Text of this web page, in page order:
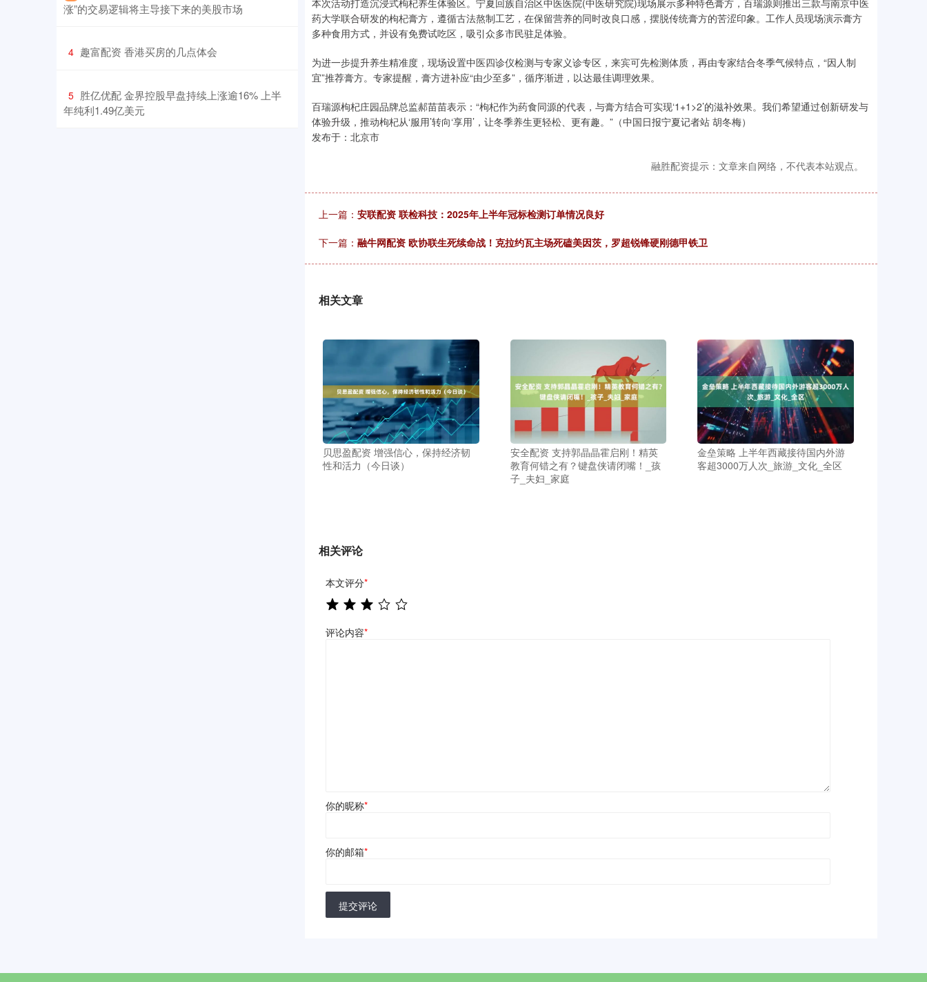
本次活动打造沉浸式枸杞养生体验区。宁夏回族自治区中医医院(中医研究院)现场展示多种特色膏方，百瑞源则推出三款与南京中医
药大学联合研发的枸杞膏方，遵循古法熬制工艺，在保留营养的同时改良口感，摆脱传统膏方的苦涩印象。工作人员现场演示膏方
多种食用方式，并设有免费试吃区，吸引众多市民驻足体验。
为进一步提升养生精准度，现场设置中医四诊仪检测与专家义诊专区，来宾可先检测体质，再由专家结合冬季气候特点，“因人制
宜”推荐膏方。专家提醒，膏方进补应“由少至多”，循序渐进，以达最佳调理效果。
百瑞源枸杞庄园品牌总监郝苗苗表示：“枸杞作为药食同源的代表，与膏方结合可实现‘1+1>2’的滋补效果。我们希望通过创新研发与
体验升级，推动枸杞从‘服用’转向‘享用’，让冬季养生更轻松、更有趣。”（中国日报宁夏记者站 胡冬梅）
发布于：北京市
融胜配资提示：文章来自网络，不代表本站观点。
上一篇： 安联配资 联检科技：2025年上半年冠标检测订单情况良好
下一篇： 融牛网配资 欧协联生死续命战！克拉约瓦主场死磕美因茨，罗超锐锋硬刚德甲铁卫
相关文章
贝思盈配资 增强信心，保持经济韧
性和活力（今日谈）
安全配资 支持郭晶晶霍启刚！精英
教育何错之有？键盘侠请闭嘴！_孩
子_夫妇_家庭
金垒策略 上半年西藏接待国内外游
客超3000万人次_旅游_文化_全区
相关评论
本文评分*
评论内容*
你的昵称*
你的邮箱*
提交评论
涨”的交易逻辑将主导接下来的美股市场
4 ​趣富配资 香港买房的几点体会
5 ​胜亿优配 金界控股早盘持续上涨逾16% 上半
年纯利1.49亿美元